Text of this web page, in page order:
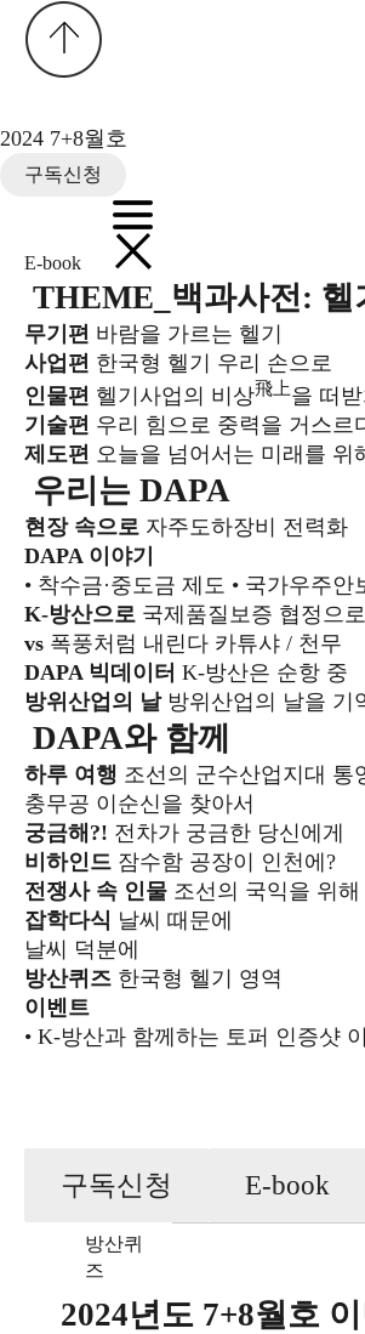
2024 7+8월호
구독신청
E-book
THEME_백과사전: 헬
무기편 바람을 가르는 헬기
사업편 한국형 헬기 우리 손으로
인물편 헬기사업의 비상飛上을 떠
기술편 우리 힘으로 중력을 거스르
제도편 오늘을 넘어서는 미래를 위
우리는 DAPA
현장 속으로 자주도하장비 전력화
DAPA 이야기
• 착수금·중도금 제도 • 국가우주안
K-방산으로 국제품질보증 협정으
vs 폭풍처럼 내린다 카튜샤 / 천무
DAPA 빅데이터 K-방산은 순항 중
방위산업의 날 방위산업의 날을 기
DAPA와 함께
하루 여행 조선의 군수산업지대 통
충무공 이순신을 찾아서
궁금해?! 전차가 궁금한 당신에게
비하인드 잠수함 공장이 인천에?
전쟁사 속 인물 조선의 국익을 위
잡학다식 날씨 때문에
날씨 덕분에
방산퀴즈 한국형 헬기 영역
이벤트
• K-방산과 함께하는 토퍼 인증샷
구독신청 E-book
방산퀴
즈
2024년도 7+8월호